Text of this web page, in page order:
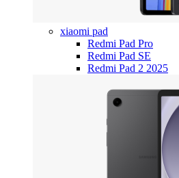
xiaomi pad
Redmi Pad Pro
Redmi Pad SE
Redmi Pad 2 2025